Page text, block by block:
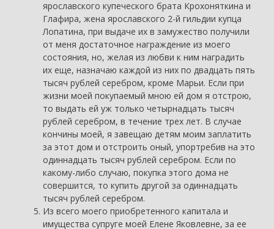
ярославского купеческого брата Крохоняткина и
Глафира, жена ярославского 2-й гильдии купца
Лопатина, при выдаче их в замужество получили
от меня достаточное награждение из моего
состояния, но, желая из любви к ним наградить
их еще, назначаю каждой из них по двадцать пять
тысяч рублей серебром, кроме Марьи. Если при
жизни моей покупаемый мною ей дом я отстрою,
то выдать ей уж только четырнадцать тысяч
рублей серебром, в течение трех лет. В случае
кончины моей, я завещаю детям моим заплатить
за этот дом и отстроить оный, упортребив на это
одиннадцать тысяч рублей серебром. Если по
какому-либо случаю, покупка этого дома не
совершится, то купить другой за одиннадцать
тысяч рублей серебром.
Из всего моего приобретенного капитала и
имущества супруге моей Елене Яковлевне, за ее